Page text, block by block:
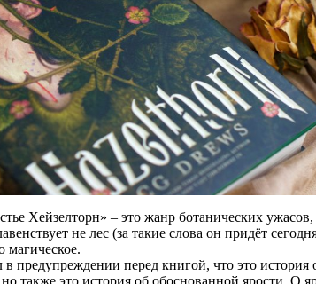
Хейзелторн» – это жанр ботанических
не лес (за такие слова он придёт
магическое.
предупреждении перед книгой, что это
также это история об обоснованной ярости.